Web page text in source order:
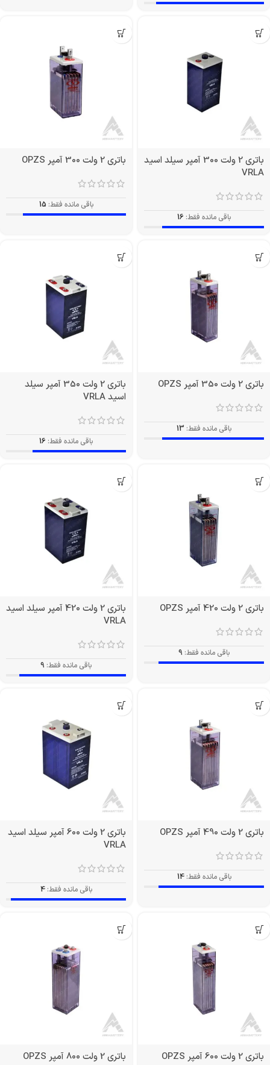
باتری 2 ولت 300 آمپر سیلد اسید
VRLA
باقی مانده فقط: 16
باتری 2 ولت 300 آمپر OPZS
باقی مانده فقط: 15
باتری 2 ولت 350 آمپر OPZS
باقی مانده فقط: 13
باتری 2 ولت 350 آمپر سیلد
اسید VRLA
باقی مانده فقط: 16
باتری 2 ولت 420 آمپر OPZS
باقی مانده فقط: 9
باتری 2 ولت 420 آمپر سیلد اسید
VRLA
باقی مانده فقط: 9
باتری 2 ولت 490 آمپر OPZS
باقی مانده فقط: 14
باتری 2 ولت 600 آمپر سیلد اسید
VRLA
باقی مانده فقط: 4
باتری 2 ولت 600 آمپر OPZS باتری 2 ولت 800 آمپر OPZS